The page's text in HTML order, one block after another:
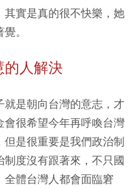
實是真的很不快樂，她
。
人解決
是朝向台灣的意志，才
很希望今年再呼喚台灣
是很重要是我們政治制
度沒有跟著來，不只國
體台灣人都會面臨窘